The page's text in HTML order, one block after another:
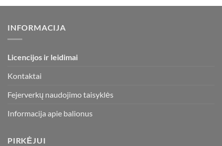
INFORMACIJA
Licencijos ir leidimai
Kontaktai
Fejerverkų naudojimo taisyklės
Informacija apie balionus
PIRKĖJUI